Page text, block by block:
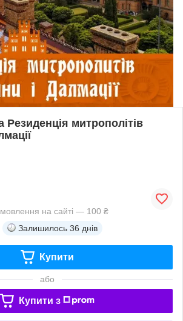
Резиденція митрополітів
на сайті — 100 ₴
Залишилось 36 днів
Купити
або
Купити з